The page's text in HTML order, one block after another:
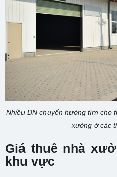
Nhiều DN chuyển hướng tìm cho
xưởng ở các
Giá thuê nhà
khu vực